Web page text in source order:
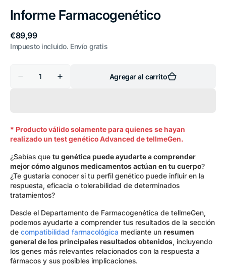
Informe Farmacogenético
Precio
habitual
€89,99
Impuesto incluido. Envío gratis
Reducir
Aumentar
Agregar al carrito
* Producto válido solamente para quienes se hayan
realizado un test genético Advanced de tellmeGen.
¿Sabías que tu genética puede ayudarte a comprender
mejor cómo algunos medicamentos actúan en tu cuerpo?
¿Te gustaría conocer si tu perfil genético puede influir en la
respuesta, eficacia o tolerabilidad de determinados
tratamientos?
Desde el Departamento de Farmacogenética de tellmeGen,
podemos ayudarte a comprender tus resultados de la sección
de compatibilidad farmacológica mediante un resumen
general de los principales resultados obtenidos, incluyendo
los genes más relevantes relacionados con la respuesta a
fármacos y sus posibles implicaciones.